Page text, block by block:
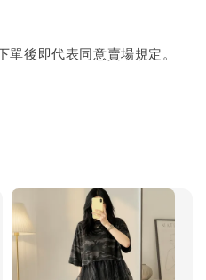
後即代表同意賣場規定。